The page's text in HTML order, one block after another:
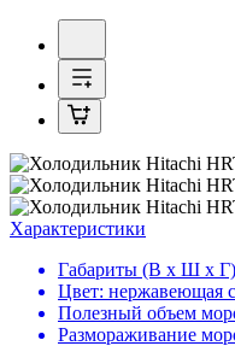
Характеристики
Габариты (В х Ш х
Цвет: нержавеющая
Полезный объем
Размораживание